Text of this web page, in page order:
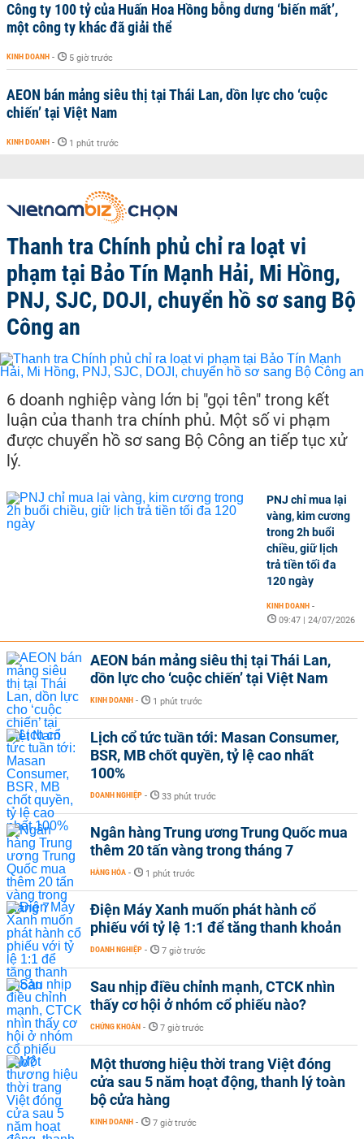
Công ty 100 tỷ của Huấn Hoa Hồng bỗng dưng ‘biến mất’,
một công ty khác đã giải thể
KINH DOANH - 5 giờ trước
AEON bán mảng siêu thị tại Thái Lan, dồn lực cho ‘cuộc
chiến’ tại Việt Nam
KINH DOANH - 1 phút trước
Thanh tra Chính phủ chỉ ra loạt vi
phạm tại Bảo Tín Mạnh Hải, Mi Hồng,
PNJ, SJC, DOJI, chuyển hồ sơ sang Bộ
Công an
6 doanh nghiệp vàng lớn bị "gọi tên" trong kết
luận của thanh tra chính phủ. Một số vi phạm
được chuyển hồ sơ sang Bộ Công an tiếp tục xử
lý.
PNJ chỉ mua lại
vàng, kim cương
trong 2h buổi
chiều, giữ lịch
trả tiền tối đa
120 ngày
KINH DOANH -
09:47 | 24/07/2026
AEON bán mảng siêu thị tại Thái Lan,
dồn lực cho ‘cuộc chiến’ tại Việt Nam
KINH DOANH - 1 phút trước
Lịch cổ tức tuần tới: Masan Consumer,
BSR, MB chốt quyền, tỷ lệ cao nhất
100%
DOANH NGHIỆP - 33 phút trước
Ngân hàng Trung ương Trung Quốc mua
thêm 20 tấn vàng trong tháng 7
HÀNG HÓA - 1 phút trước
Điện Máy Xanh muốn phát hành cổ
phiếu với tỷ lệ 1:1 để tăng thanh khoản
DOANH NGHIỆP - 7 giờ trước
Sau nhịp điều chỉnh mạnh, CTCK nhìn
thấy cơ hội ở nhóm cổ phiếu nào?
CHỨNG KHOÁN - 7 giờ trước
Một thương hiệu thời trang Việt đóng
cửa sau 5 năm hoạt động, thanh lý toàn
bộ cửa hàng
KINH DOANH - 7 giờ trước